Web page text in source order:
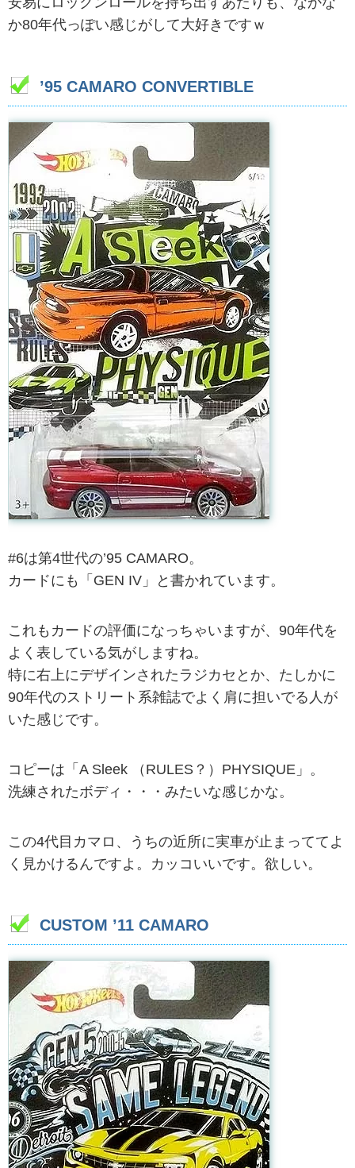
か80年代っぽい感じがして大好きですｗ
’95 CAMARO CONVERTIBLE
#6は第4世代の’95 CAMARO。
カードにも「GEN IV」と書かれています。
これもカードの評価になっちゃいますが、90年代を
よく表している気がしますね。
特に右上にデザインされたラジカセとか、たしかに
90年代のストリート系雑誌でよく肩に担いでる人が
いた感じです。
コピーは「A Sleek （RULES？）PHYSIQUE」。
洗練されたボディ・・・みたいな感じかな。
この4代目カマロ、うちの近所に実車が止まっててよ
く見かけるんですよ。カッコいいです。欲しい。
CUSTOM ’11 CAMARO